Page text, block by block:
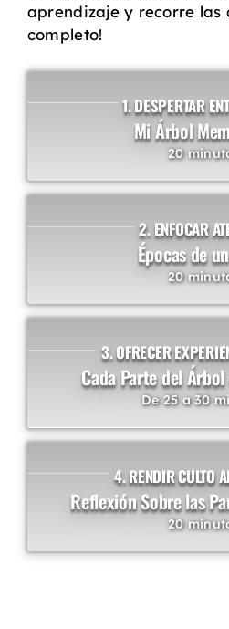
aprendizaje y recorre las
completo!
1. DESPERTAR
Mi Árbol
20
2. ENFOCAR
Épocas de
20
3. OFRECER
Cada Parte del
De 25 a 30
4. RENDIR CULTO
Reflexión Sobre las
20